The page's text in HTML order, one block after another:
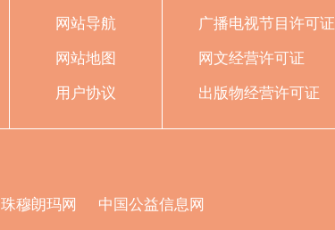
网站导航
网站地图
用户协议
广播电视节目许可证
网文经营许可证
出版物经营许可证
珠穆朗玛网 中国公益信息网